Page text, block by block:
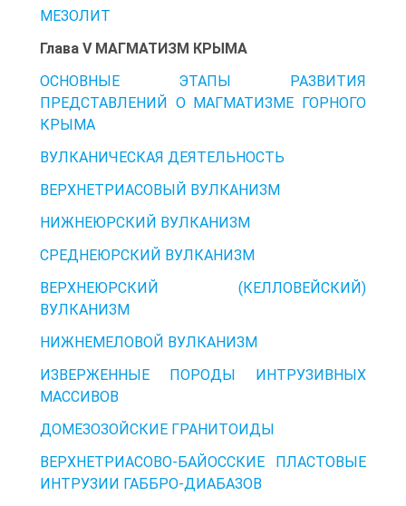
МЕЗОЛИТ
Глава V МАГМАТИЗМ КРЫМА
ОСНОВНЫЕ ЭТАПЫ РАЗВИТИЯ
ПРЕДСТАВЛЕНИЙ О МАГМАТИЗМЕ ГОРНОГО
КРЫМА
ВУЛКАНИЧЕСКАЯ ДЕЯТЕЛЬНОСТЬ
ВЕРХНЕТРИАСОВЫЙ ВУЛКАНИЗМ
НИЖНЕЮРСКИЙ ВУЛКАНИЗМ
СРЕДНЕЮРСКИЙ ВУЛКАНИЗМ
ВЕРХНЕЮРСКИЙ (КЕЛЛОВЕЙСКИЙ)
ВУЛКАНИЗМ
НИЖНЕМЕЛОВОЙ ВУЛКАНИЗМ
ИЗВЕРЖЕННЫЕ ПОРОДЫ ИНТРУЗИВНЫХ
МАССИВОВ
ДОМЕЗОЗОЙСКИЕ ГРАНИТОИДЫ
ВЕРХНЕТРИАСОВО-БАЙОССКИЕ ПЛАСТОВЫЕ
ИНТРУЗИИ ГАББРО-ДИАБАЗОВ